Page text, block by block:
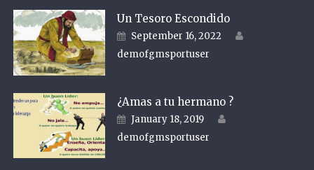
Un Tesoro Escondido
Posted on
September 16, 2022
demofgmsportuser
¿Amas a tu hermano ?
Posted on
January 18, 2019
demofgmsportuser